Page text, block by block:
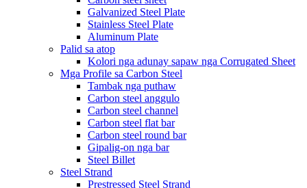
Galvanized Steel Plate
Stainless Steel Plate
Aluminum Plate
Palid sa atop
Kolori nga adunay sapaw nga Corrugated Sheet
Mga Profile sa Carbon Steel
Tambak nga puthaw
Carbon steel anggulo
Carbon steel channel
Carbon steel flat bar
Carbon steel round bar
Gipalig-on nga bar
Steel Billet
Steel Strand
Prestressed Steel Strand